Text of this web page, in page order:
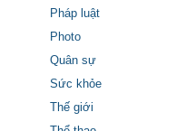
Pháp luật
Photo
Quân sự
Sức khỏe
Thế giới